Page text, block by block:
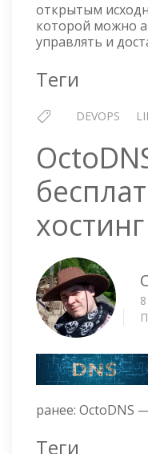
открытым
которой можно
управлять и
Теги
DEVOPS
хостинг
ранее: OctoDNS
Теги